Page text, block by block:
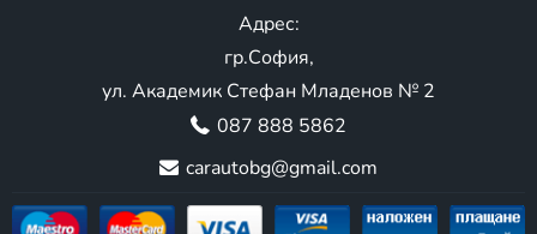
Адрес:
гр.София,
ул. Академик Стефан Младенов № 2
087 888 5862
carautobg@gmail.com